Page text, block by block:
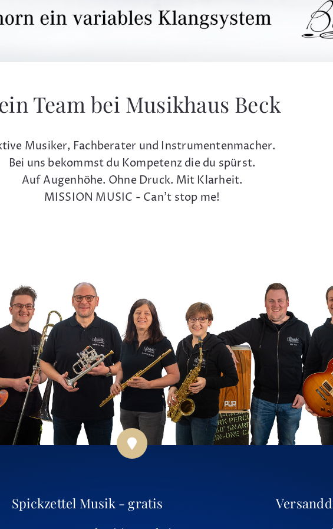
Team bei Musikhaus Beck
Musiker, Fachberater und Instrumentenmacher.
Bei uns bekommst du Kompetenz die du spürst.
Auf Augenhöhe. Ohne Druck. Mit Klarheit.
MISSION MUSIC - Can't stop me!
Spickzettel Musik - gratis